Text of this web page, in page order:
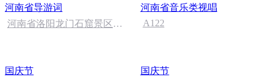
河南省导游词
河南省洛阳龙门石窟景区导
河南省音乐类视唱
A122
国庆节
国庆节